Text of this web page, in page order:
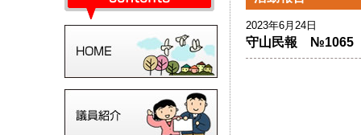
2023年6月24日
守山民報 №1065